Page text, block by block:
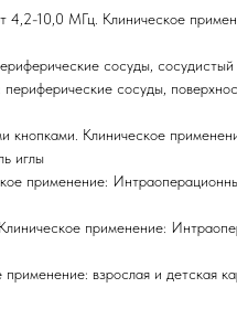
10,0 МГц. Клиническое
сосуды,
сосуды,
Клиническое
иглы
применение:
применение:
взрослая и детская